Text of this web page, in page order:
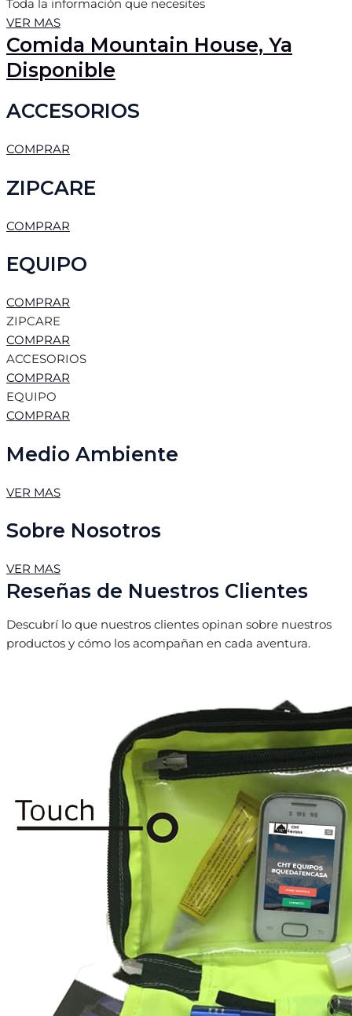
Toda la información que necesites
VER MAS
Comida Mountain House, Ya
Disponible
ACCESORIOS
COMPRAR
ZIPCARE
COMPRAR
EQUIPO
COMPRAR
ZIPCARE
COMPRAR
ACCESORIOS
COMPRAR
EQUIPO
COMPRAR
Medio Ambiente
VER MAS
Sobre Nosotros
VER MAS
Reseñas de Nuestros Clientes
Descubrí lo que nuestros clientes opinan sobre nuestros
productos y cómo los acompañan en cada aventura.